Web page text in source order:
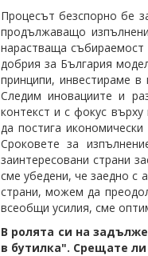
Процесът безспорно бе
продължаващо
нарастваща събираемост
добрия за България
принципи, инвестираме
Следим иновациите и
контекст и с фокус
да постига
Сроковете за
заинтересовани страни
сме убедени, че заедно с
страни, можем да
всеобщи усилия, сме
В ролята си на
в бутилка". Срещате